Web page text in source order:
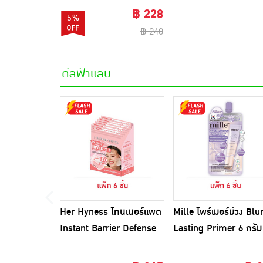
5% ฿ 228
฿ 240
ดีลฟ้าแลบ
Her Hyness โทนเนอร์แพด
Instant Barrier Defense
Mille ไพร์เมอร์ม่วง Blur
Lasting Primer 6 กรัม